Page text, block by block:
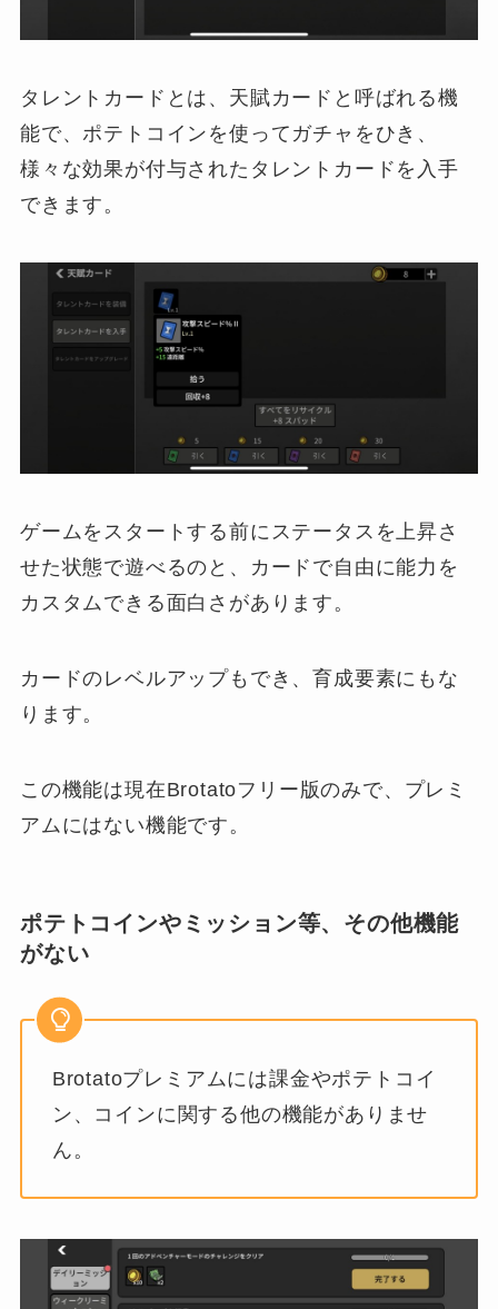
タレントカードとは、天賦カードと呼ばれる機
能で、ポテトコインを使ってガチャをひき、
様々な効果が付与されたタレントカードを入手
できます。
ゲームをスタートする前にステータスを上昇さ
せた状態で遊べるのと、カードで自由に能力を
カスタムできる面白さがあります。
カードのレベルアップもでき、育成要素にもな
ります。
この機能は現在Brotatoフリー版のみで、プレミ
アムにはない機能です。
ポテトコインやミッション等、その他機能
がない
Brotatoプレミアムには課金やポテトコイ
ン、コインに関する他の機能がありませ
ん。